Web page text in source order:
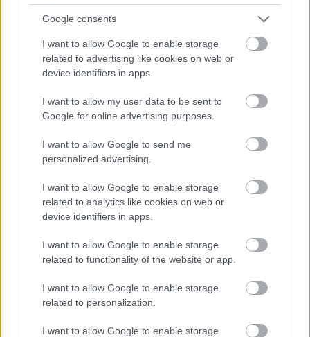
Google consents
I want to allow Google to enable storage
related to advertising like cookies on web or
device identifiers in apps.
I want to allow my user data to be sent to
Google for online advertising purposes.
I want to allow Google to send me
personalized advertising.
I want to allow Google to enable storage
related to analytics like cookies on web or
device identifiers in apps.
I want to allow Google to enable storage
related to functionality of the website or app.
I want to allow Google to enable storage
related to personalization.
I want to allow Google to enable storage